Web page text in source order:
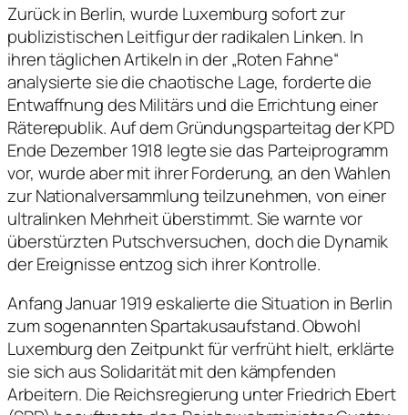
Zurück in Berlin, wurde Luxemburg sofort zur
publizistischen Leitfigur der radikalen Linken. In
ihren täglichen Artikeln in der „Roten Fahne“
analysierte sie die chaotische Lage, forderte die
Entwaffnung des Militärs und die Errichtung einer
Räterepublik. Auf dem Gründungsparteitag der KPD
Ende Dezember 1918 legte sie das Parteiprogramm
vor, wurde aber mit ihrer Forderung, an den Wahlen
zur Nationalversammlung teilzunehmen, von einer
ultralinken Mehrheit überstimmt. Sie warnte vor
überstürzten Putschversuchen, doch die Dynamik
der Ereignisse entzog sich ihrer Kontrolle.
Anfang Januar 1919 eskalierte die Situation in Berlin
zum sogenannten Spartakusaufstand. Obwohl
Luxemburg den Zeitpunkt für verfrüht hielt, erklärte
sie sich aus Solidarität mit den kämpfenden
Arbeitern. Die Reichsregierung unter Friedrich Ebert